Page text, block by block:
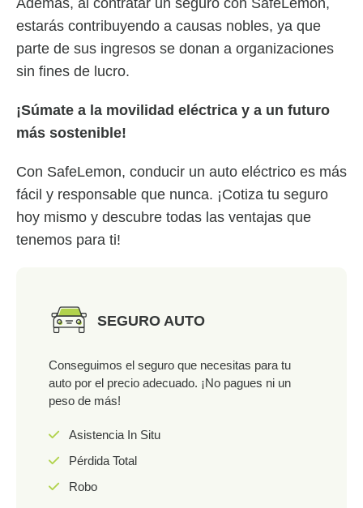
Además, al contratar un seguro con SafeLemon,
estarás contribuyendo a causas nobles, ya que
parte de sus ingresos se donan a organizaciones
sin fines de lucro.
¡Súmate a la movilidad eléctrica y a un futuro
más sostenible!
Con SafeLemon, conducir un auto eléctrico es más
fácil y responsable que nunca. ¡Cotiza tu seguro
hoy mismo y descubre todas las ventajas que
tenemos para ti!
SEGURO AUTO
Conseguimos el seguro que necesitas para tu
auto por el precio adecuado. ¡No pagues ni un
peso de más!
Asistencia In Situ
Pérdida Total
Robo